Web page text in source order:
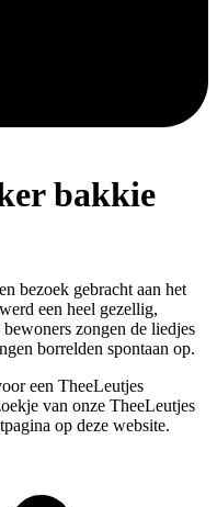
bakkie
bezoek gebracht aan het
een heel gezellig,
zongen de liedjes
borrelden spontaan op.
een TheeLeutjes
van onze TheeLeutjes
op deze website.